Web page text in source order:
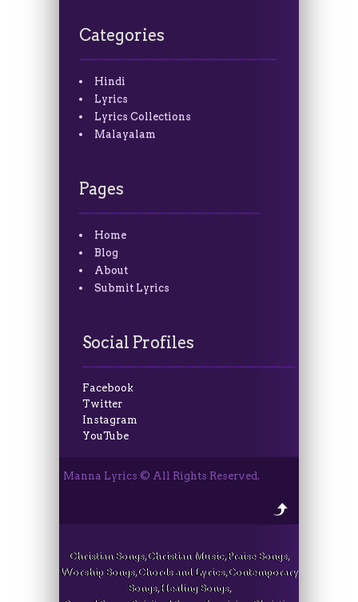
Categories
Hindi
Lyrics
Lyrics Collections
Malayalam
Pages
Home
Blog
About
Submit Lyrics
Social Profiles
Facebook
Twitter
Instagram
YouTube
Manna Lyrics © All Rights Reserved.
Christian Songs, Christian Music, Praise Songs,
Worship Songs, Chords and Lyrics, Contemporary
Songs, Healing Songs,